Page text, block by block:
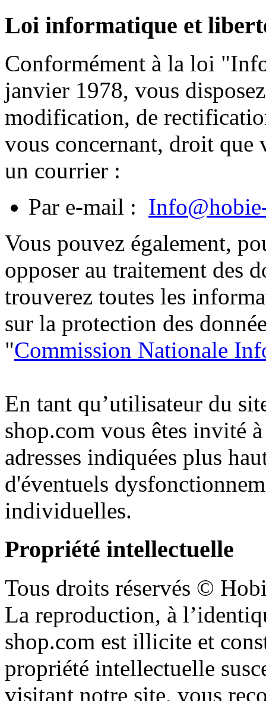
Loi informatique et
Conformément à la loi "
janvier 1978, vous disposez
modification, de
vous concernant, droit que
un courrier :
Par e-mail :
Vous pouvez également,
opposer au traitement des
trouverez toutes les
sur la protection des
"Commission Nationale
En tant qu’utilisateur du
shop.com vous êtes invité à
adresses indiquées plus
d'éventuels
individuelles.
Propriété intellectuelle
Tous droits réservés ©
La reproduction, à
shop.com est illicite et
propriété intellectuelle
visitant notre site, vous